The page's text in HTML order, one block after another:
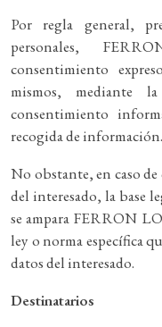
Por regla general,
personales,
consentimiento
mismos, mediante
consentimiento
recogida de información.
No obstante, en caso
del interesado, la base
se ampara FERRON
ley o norma específica
datos del interesado.
Destinatarios